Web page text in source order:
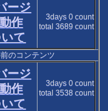
ージ
作
て
3days 0count
total 3689 count
のコンテンツ
ージ
作
て
3days 0count
total 3538count